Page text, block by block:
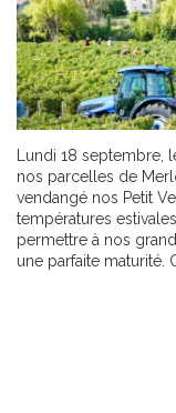
Lundi 18 septembre,
nos parcelles de
vendangé nos Petit
températures
permettre à nos
une parfaite maturité.